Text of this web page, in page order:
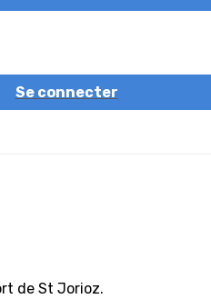
Se connecter
de St Jorioz.